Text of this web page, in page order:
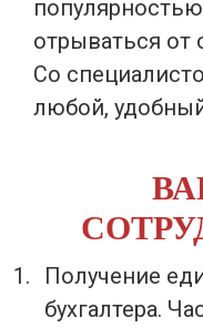
отрываться от
Со
любой,
Получение
бухгалтера.